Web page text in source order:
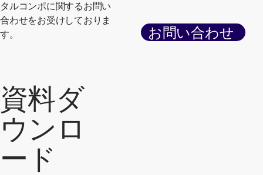
タルコンポに関するお問い
合わせをお受けしておりま
す。
お問い合わせ
資料ダ
ウンロ
ード